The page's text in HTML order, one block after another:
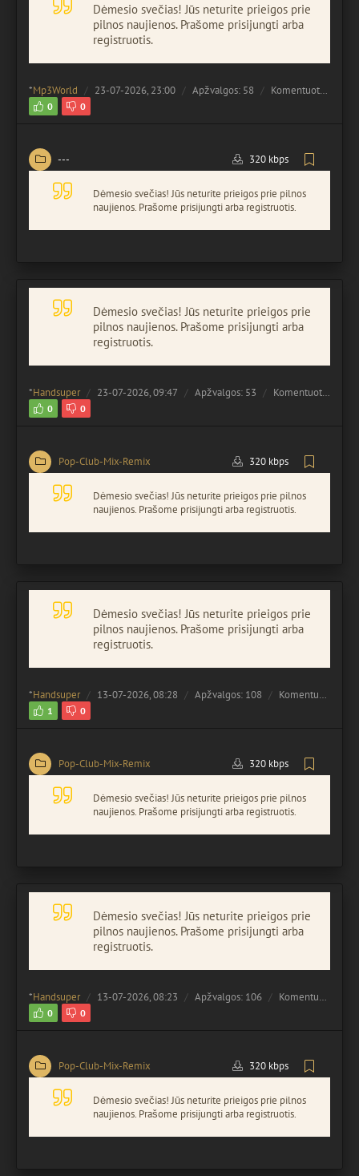
Dėmesio svečias! Jūs neturite prieigos prie
pilnos naujienos. Prašome prisijungti arba
registruotis.
*Mp3World 23-07-2026, 23:00 Apžvalgos: 58 Komentuota:
0 0
--- 320 kbps
Dėmesio svečias! Jūs neturite prieigos prie pilnos
naujienos. Prašome prisijungti arba registruotis.
Dėmesio svečias! Jūs neturite prieigos prie
pilnos naujienos. Prašome prisijungti arba
registruotis.
*Handsuper 23-07-2026, 09:47 Apžvalgos: 53 Komentuota:
0 0
Pop-Club-Mix-Remix 320 kbps
Dėmesio svečias! Jūs neturite prieigos prie pilnos
naujienos. Prašome prisijungti arba registruotis.
Dėmesio svečias! Jūs neturite prieigos prie
pilnos naujienos. Prašome prisijungti arba
registruotis.
*Handsuper 13-07-2026, 08:28 Apžvalgos: 108 Komentuota:
1 0
Pop-Club-Mix-Remix 320 kbps
Dėmesio svečias! Jūs neturite prieigos prie pilnos
naujienos. Prašome prisijungti arba registruotis.
Dėmesio svečias! Jūs neturite prieigos prie
pilnos naujienos. Prašome prisijungti arba
registruotis.
*Handsuper 13-07-2026, 08:23 Apžvalgos: 106 Komentuota:
0 0
Pop-Club-Mix-Remix 320 kbps
Dėmesio svečias! Jūs neturite prieigos prie pilnos
naujienos. Prašome prisijungti arba registruotis.